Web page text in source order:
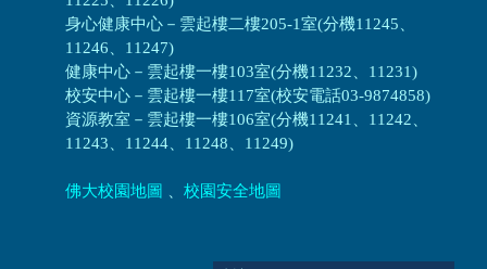
身心健康中心 － 雲起樓二樓205-1室(分機11245、
11246、11247)
健康中心－ 雲起樓一樓103室(分機11232、11231)
校安中心－ 雲起樓一樓117室(校安電話03-9874858)
資源教室 － 雲起樓一樓106室(分機11241、11242、
11243、11244、11248、11249)
佛大校園地圖 校園安全地圖